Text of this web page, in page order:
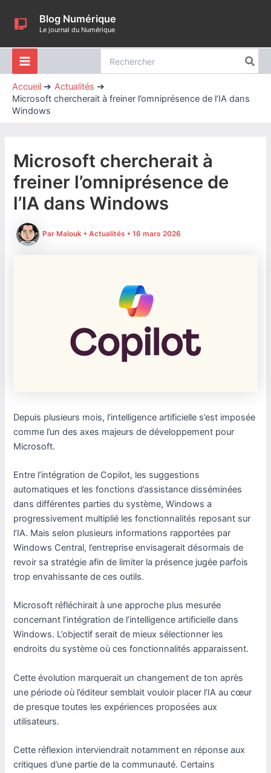
Blog Numérique
Le journal du Numérique
Accueil
Actualités
Microsoft chercherait à freiner l’omniprésence de l’IA dans
Windows
Microsoft chercherait à
freiner l’omniprésence de
l’IA dans Windows
Par Malouk •Actualités •16 mars 2026
Depuis plusieurs mois, l’intelligence artificielle s’est imposée
comme l’un des axes majeurs de développement pour
Microsoft.
Entre l’intégration de Copilot, les suggestions
automatiques et les fonctions d’assistance disséminées
dans différentes parties du système, Windows a
progressivement multiplié les fonctionnalités reposant sur
l’IA. Mais selon plusieurs informations rapportées par
Windows Central, l’entreprise envisagerait désormais de
revoir sa stratégie afin de limiter la présence jugée parfois
trop envahissante de ces outils.
Microsoft réfléchirait à une approche plus mesurée
concernant l’intégration de l’intelligence artificielle dans
Windows. L’objectif serait de mieux sélectionner les
endroits du système où ces fonctionnalités apparaissent.
Cette évolution marquerait un changement de ton après
une période où l’éditeur semblait vouloir placer l’IA au cœur
de presque toutes les expériences proposées aux
utilisateurs.
Cette réflexion interviendrait notamment en réponse aux
critiques d’une partie de la communauté. Certains